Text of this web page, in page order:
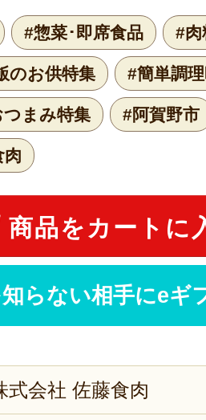
#惣菜･即席食品 #肉
のお供特集 #簡単調
まみ特集 #阿賀野市
肉
商品をカートに
らない相手にeギ
式会社 佐藤食肉